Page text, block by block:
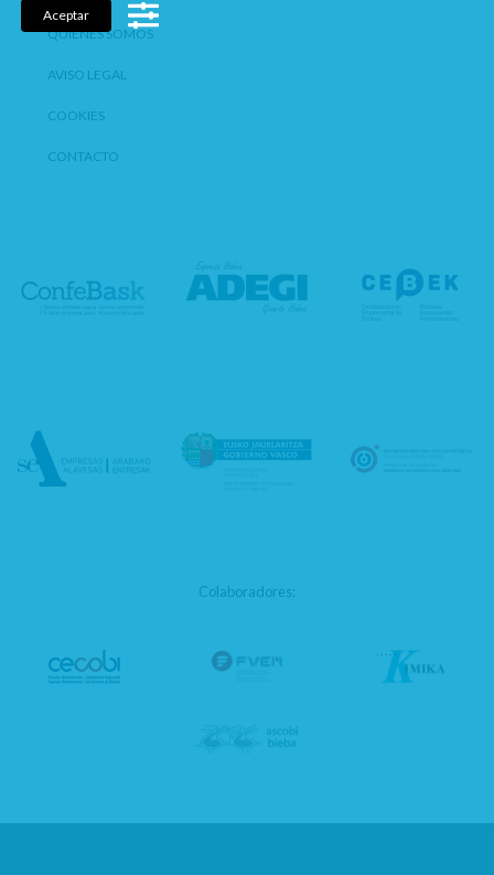
QUIÉNES SOMOS
AVISO LEGAL
COOKIES
CONTACTO
Colaboradores:
Aceptar